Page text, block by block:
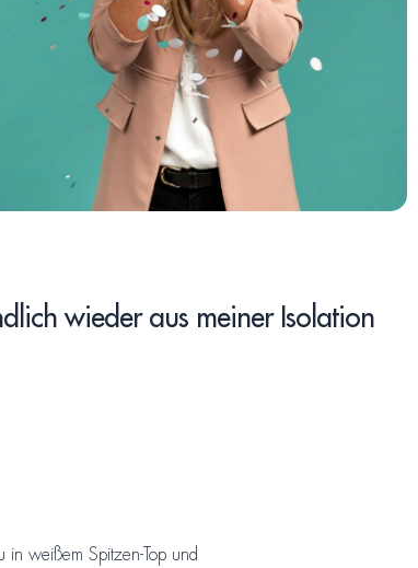
wieder aus meiner Isolation